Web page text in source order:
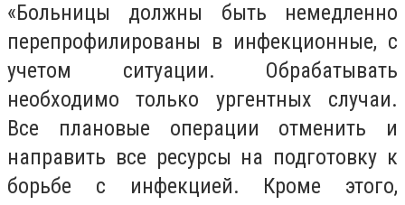
«Больницы должны быть немедленно
перепрофилированы в инфекционные, с
учетом ситуации. Обрабатывать
необходимо только ургентных случаи.
Все плановые операции отменить и
направить все ресурсы на подготовку к
борьбе с инфекцией. Кроме этого,